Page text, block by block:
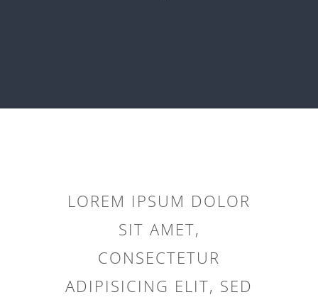
LOREM IPSUM DOLOR
SIT AMET,
CONSECTETUR
ADIPISICING ELIT, SED